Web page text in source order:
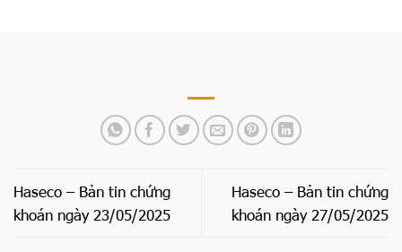
Haseco – Bản tin chứng
khoán ngày 23/05/2025
Haseco – Bản tin chứng
khoán ngày 27/05/2025